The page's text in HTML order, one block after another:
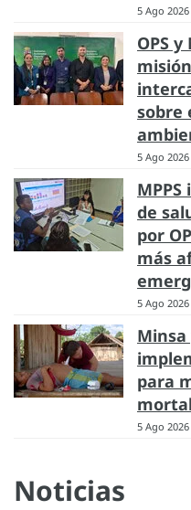
5 Ago 2026
OPS
sobre
5 Ago 2026
de
por
más
5 Ago 2026
Minsa
para
5 Ago 2026
Noticias